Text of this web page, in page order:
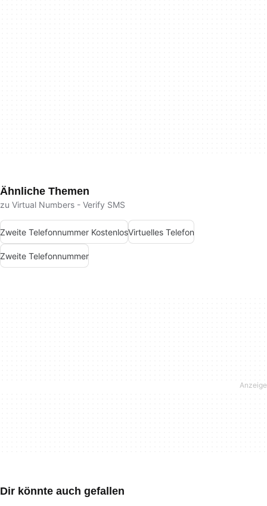
Ähnliche Themen
zu Virtual Numbers - Verify SMS
Zweite Telefonnummer KostenlosVirtuelles Telefon
Zweite Telefonnummer
Dir könnte auch gefallen